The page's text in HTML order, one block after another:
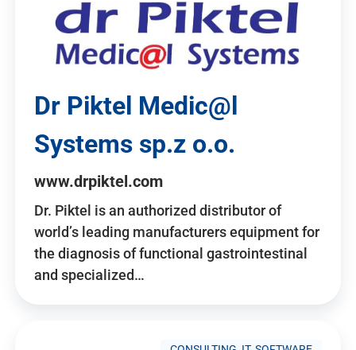
Dr Piktel Medic@l
Systems sp.z o.o.
www.drpiktel.com
Dr. Piktel is an authorized distributor of
world’s leading manufacturers equipment for
the diagnosis of functional gastrointestinal
and specialized…